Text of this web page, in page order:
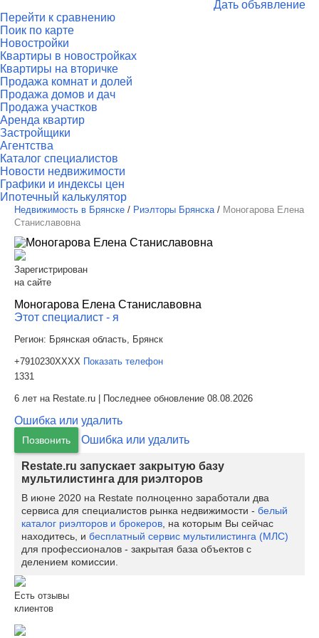
Дать объявление
Перейти к сравнению
Поик по карте
Новостройки
Квартиры в новостройках
Квартиры на вторичке
Продажа комнат и долей
Продажа домов и дач
Продажа участков
Аренда квартир
Застройщики
Агентства
Каталог специалистов
Новости недвижимости
Графики и индексы цен
Ипотечный калькулятор
Недвижимость в Брянске / Риэлторы Брянска / Моногарова Елена
Станиславовна
Зарегистрирован
на сайте
Моногарова Елена Станиславовна
Этот специалист - я
Регион: Брянская область, Брянск
+7910230XXXX Показать телефон
1331
6 лет на Restate.ru | Последнее обновление 08.08.2026
Ошибка или удалить
Позвонить Ошибка или удалить
Restate.ru запускает закрытую базу
мультилистинга для риэлторов
В июне 2020 на Restate полноценно заработали два
сервиса для специалистов рынка недвижимости - белый
каталог риэлторов и брокеров , на которым Вы сейчас
находитесь, и бесплатный сервис мультилистинга (МЛС)
для профессионалов - закрытая база объектов с
делением комиссии.
Есть отзывы
клиентов